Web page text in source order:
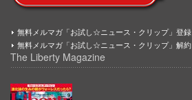
無料メルマガ「お試し☆ニュース・クリップ」登録
無料メルマガ「お試し☆ニュース・クリップ」解約
The Liberty Magazine